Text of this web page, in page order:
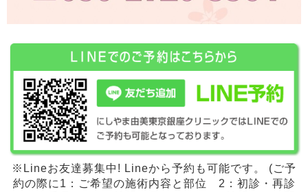
※Lineお友達募集中! Lineから予約も可能です。 (ご予
約の際に1：ご希望の施術内容と部位 2：初診・再診